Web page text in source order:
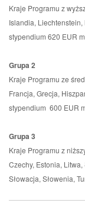
Kraje Programu z
Islandia,
stypendium 620 EUR
Grupa 2
Kraje Programu ze
Francja, Grecja,
stypendium 600 EUR
Grupa 3
Kraje Programu z
Czechy, Estonia,
Słowacja, Słowenia,